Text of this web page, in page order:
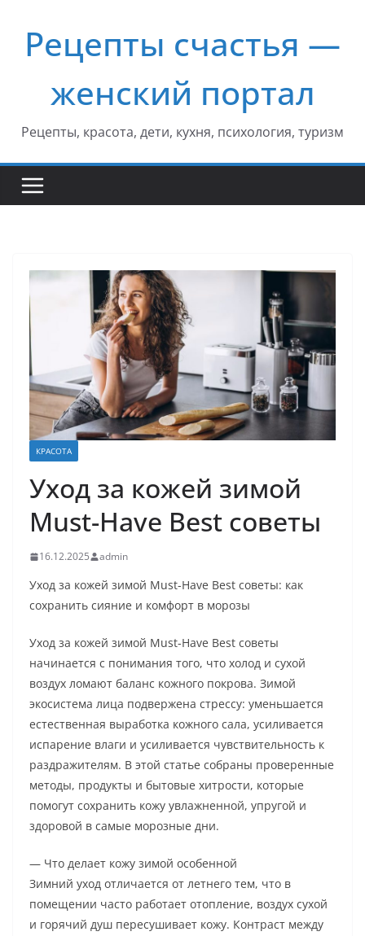
содержимому
Рецепты счастья —
женский портал
Рецепты, красота, дети, кухня, психология, туризм
КРАСОТА
Уход за кожей зимой
Must-Have Best советы
16.12.2025 admin
Уход за кожей зимой Must-Have Best советы: как
сохранить сияние и комфорт в морозы
Уход за кожей зимой Must-Have Best советы
начинается с понимания того, что холод и сухой
воздух ломают баланс кожного покрова. Зимой
экосистема лица подвержена стрессу: уменьшается
естественная выработка кожного сала, усиливается
испарение влаги и усиливается чувствительность к
раздражителям. В этой статье собраны проверенные
методы, продукты и бытовые хитрости, которые
помогут сохранить кожу увлажненной, упругой и
здоровой в самые морозные дни.
— Что делает кожу зимой особенной
Зимний уход отличается от летнего тем, что в
помещении часто работает отопление, воздух сухой
и горячий душ пересушивает кожу. Контраст между